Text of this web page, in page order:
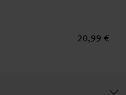
20,99 €